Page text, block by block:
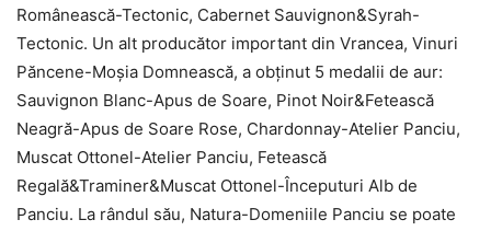
Românească-Tectonic, Cabernet Sauvignon&Syrah-
Tectonic. Un alt producător important din Vrancea, Vinuri
Păncene-Moșia Domnească, a obținut 5 medalii de aur:
Sauvignon Blanc-Apus de Soare, Pinot Noir&Fetească
Neagră-Apus de Soare Rose, Chardonnay-Atelier Panciu,
Muscat Ottonel-Atelier Panciu, Fetească
Regală&Traminer&Muscat Ottonel-Începuturi Alb de
Panciu. La rândul său, Natura-Domeniile Panciu se poate